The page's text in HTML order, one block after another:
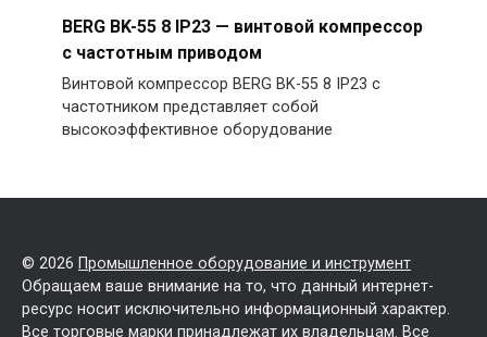
BERG BK-55 8 IP23 — винтовой компрессор
с частотным приводом
Винтовой компрессор BERG BK-55 8 IP23 с
частотником представляет собой
высокоэффективное оборудование
© 2026 Промышленное оборудование и инструмент
Обращаем ваше внимание на то, что данный интернет-
ресурс носит исключительно информационный характер.
Все торговые марки принадлежат их владельцам. Все